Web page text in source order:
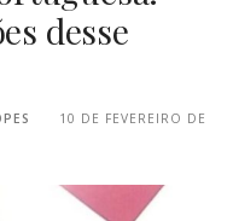
desse
10 DE FEVEREIRO DE